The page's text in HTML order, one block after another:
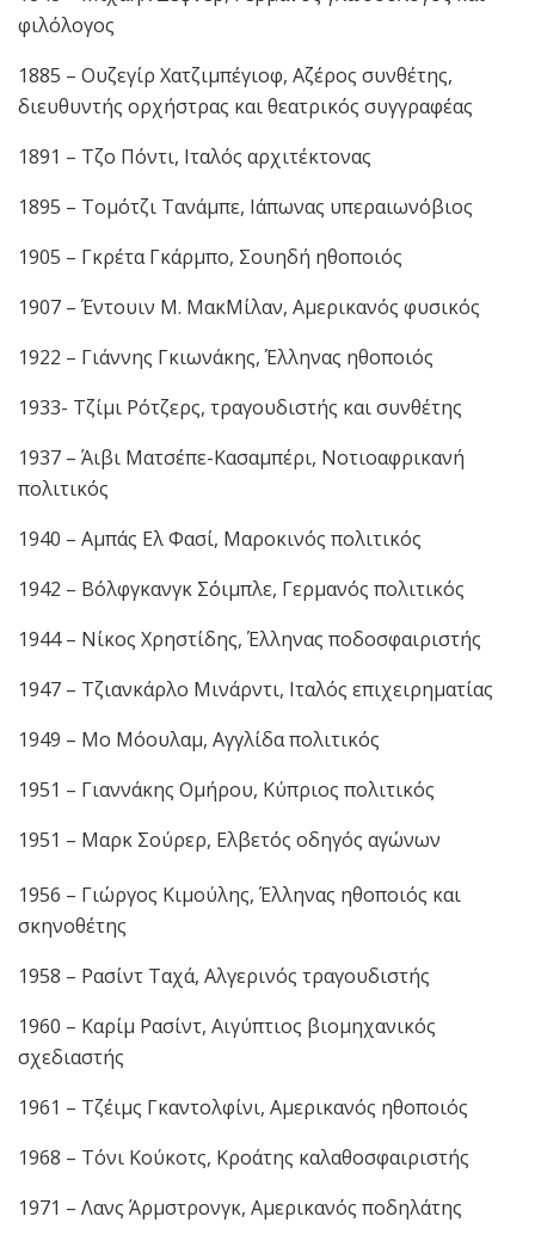
φιλόλογος
1885 – Ουζεγίρ Χατζιμπέγιοφ, Αζέρος συνθέτης,
διευθυντής ορχήστρας και θεατρικός συγγραφέας
1891 – Τζο Πόντι, Ιταλός αρχιτέκτονας
1895 – Τομότζι Τανάμπε, Ιάπωνας υπεραιωνόβιος
1905 – Γκρέτα Γκάρμπο, Σουηδή ηθοποιός
1907 – Έντουιν Μ. ΜακΜίλαν, Αμερικανός φυσικός
1922 – Γιάννης Γκιωνάκης, Έλληνας ηθοποιός
1933- Τζίμι Ρότζερς, τραγουδιστής και συνθέτης
1937 – Άιβι Ματσέπε-Κασαμπέρι, Νοτιοαφρικανή
πολιτικός
1940 – Αμπάς Ελ Φασί, Μαροκινός πολιτικός
1942 – Βόλφγκανγκ Σόιμπλε, Γερμανός πολιτικός
1944 – Νίκος Χρηστίδης, Έλληνας ποδοσφαιριστής
1947 – Τζιανκάρλο Μινάρντι, Ιταλός επιχειρηματίας
1949 – Μο Μόουλαμ, Αγγλίδα πολιτικός
1951 – Γιαννάκης Ομήρου, Κύπριος πολιτικός
1951 – Μαρκ Σούρερ, Ελβετός οδηγός αγώνων
1956 – Γιώργος Κιμούλης, Έλληνας ηθοποιός και
σκηνοθέτης
1958 – Ρασίντ Ταχά, Αλγερινός τραγουδιστής
1960 – Καρίμ Ρασίντ, Αιγύπτιος βιομηχανικός
σχεδιαστής
1961 – Τζέιμς Γκαντολφίνι, Αμερικανός ηθοποιός
1968 – Τόνι Κούκοτς, Κροάτης καλαθοσφαιριστής
1971 – Λανς Άρμστρονγκ, Αμερικανός ποδηλάτης